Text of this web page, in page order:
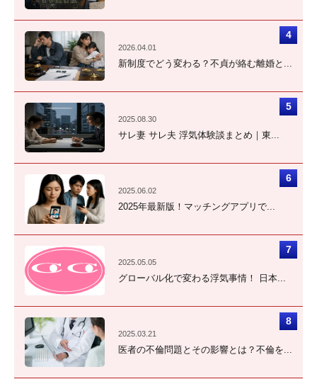
2026.04.01
新制度でどう変わる？不貞が絡む離婚と...
2025.08.30
サレ妻 サレ夫 浮気体験談まとめ｜東...
2025.06.02
2025年最新版！マッチングアプリで...
2025.05.05
グローバル化で変わる浮気事情！ 日本...
2025.03.21
医者の不倫問題とその影響とは？不倫を...